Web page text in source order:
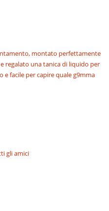
montato perfettamente
regalato una tanica di liquido per
facile per capire quale g9mma
gli amici